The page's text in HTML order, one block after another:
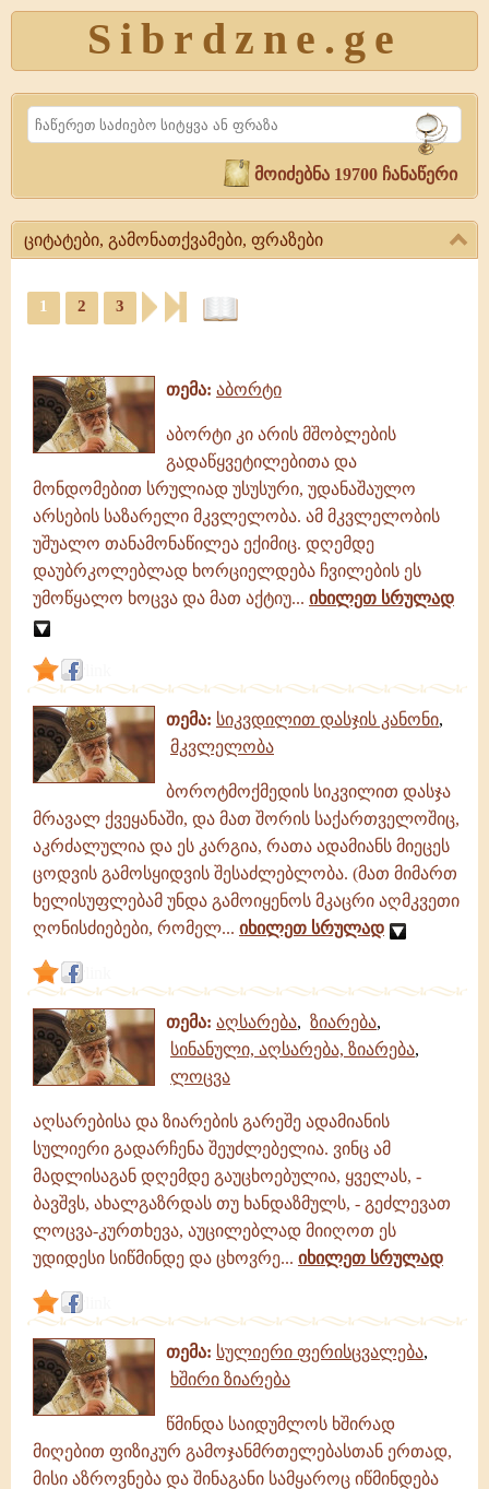
Sibrdzne.ge
Search
მოიძებნა 19700 ჩანაწერი
ციტატები, გამონათქვამები, ფრაზები
გამონათქვამები,
ფრაზები
ფრაზები
1 2 3
თემა: აბორტი
აბორტი კი არის მშობლების
გადაწყვეტილებითა და
მონდომებით სრულიად უსუსური, უდანაშაულო
არსების საზარელი მკვლელობა. ამ მკვლელობის
უშუალო თანამონაწილეა ექიმიც. დღემდე
დაუბრკოლებლად ხორციელდება ჩვილების ეს
უმოწყალო ხოცვა და მათ აქტიუ... იხილეთ სრულად
თემა: სიკვდილით დასჯის კანონი,
მკვლელობა
ბოროტმოქმედის სიკვილით დასჯა
მრავალ ქვეყანაში, და მათ შორის საქართველოშიც,
აკრძალულია და ეს კარგია, რათა ადამიანს მიეცეს
ცოდვის გამოსყიდვის შესაძლებლობა. (მათ მიმართ
ხელისუფლებამ უნდა გამოიყენოს მკაცრი აღმკვეთი
ღონისძიებები, რომელ... იხილეთ სრულად
თემა: აღსარება, ზიარება,
სინანული, აღსარება, ზიარება,
ლოცვა
აღსარებისა და ზიარების გარეშე ადამიანის
სულიერი გადარჩენა შეუძლებელია. ვინც ამ
მადლისაგან დღემდე გაუცხოებულია, ყველას, -
ბავშვს, ახალგაზრდას თუ ხანდაზმულს, - გეძლევათ
ლოცვა-კურთხევა, აუცილებლად მიიღოთ ეს
უდიდესი სიწმინდე და ცხოვრე... იხილეთ სრულად
თემა: სულიერი ფერისცვალება,
ხშირი ზიარება
წმინდა საიდუმლოს ხშირად
მიღებით ფიზიკურ გამოჯანმრთელებასთან ერთად,
მისი აზროვნება და შინაგანი სამყაროც იწმინდება